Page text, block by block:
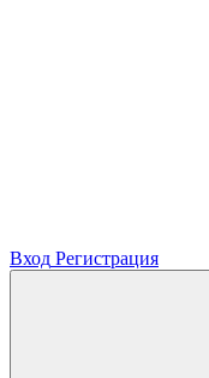
Вход Регистрация